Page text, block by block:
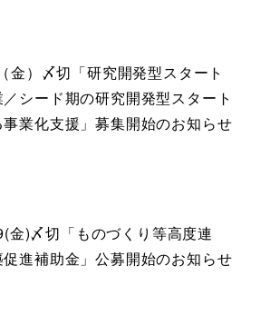
金）〆切「研究開発型スタート
シード期の研究開発型スタート
業化支援」募集開始のお知らせ
金)〆切「ものづくり等高度連
進補助金」公募開始のお知らせ